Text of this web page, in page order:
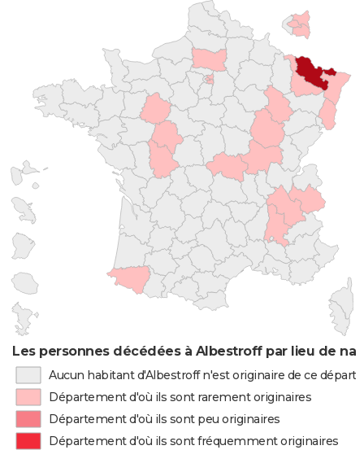
Les personnes décédées à Albestroff par lieu de
Aucun habitant d'Albestroff n'est originaire de ce
Département d'où ils sont rarement originaires
Département d'où ils sont peu originaires
Département d'où ils sont fréquemment originaires